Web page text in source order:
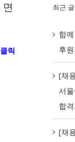
클릭
최근 글
함
후
[채
서
합
[채